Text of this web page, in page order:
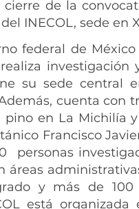
de la
INECOL, sede en
federal de
su sede central
cuenta con
en La Michilía
Francisco
personas
y más de
está